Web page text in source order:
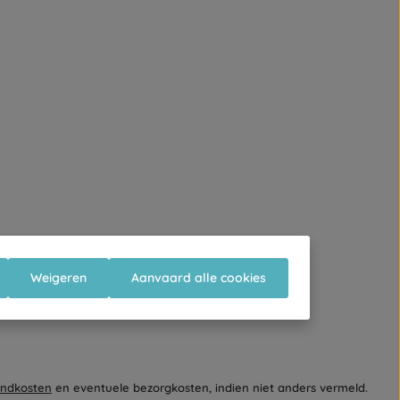
en eventuele bezorgkosten, indien niet anders vermeld.
Weigeren Aanvaard alle cookies